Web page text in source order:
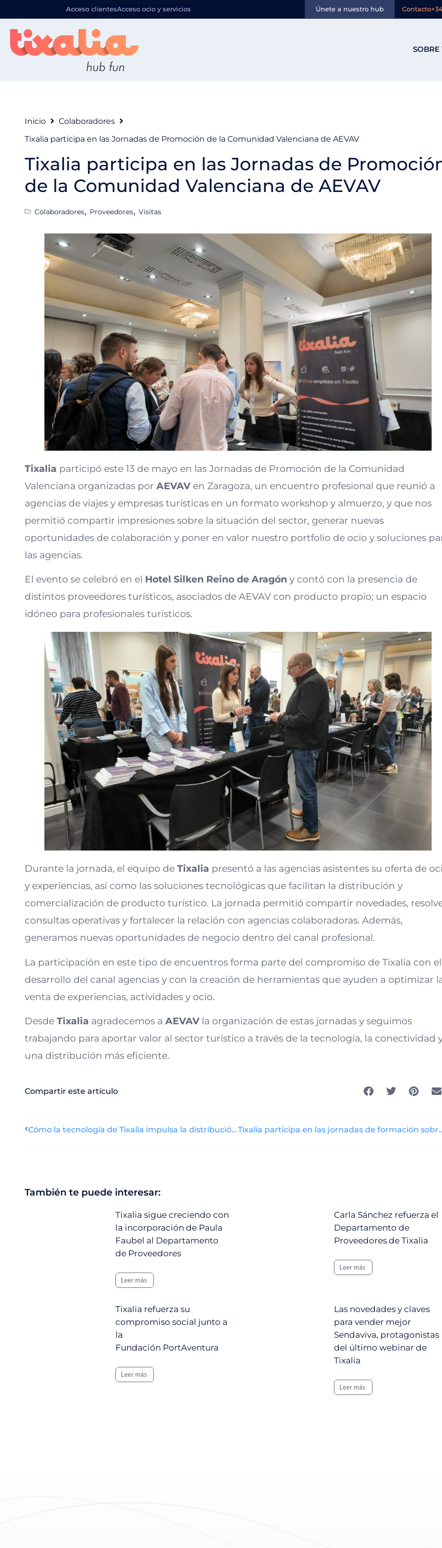
Acceso clientesAcceso ocio y servicios Únete a nuestro hub Contacto
SOBRE
Inicio
Colaboradores
Tixalia participa en las Jornadas de Promoción de la Comunidad Valenciana de AEVAV
Tixalia participa en las Jornadas de
de la Comunidad Valenciana de AEVAV
Colaboradores, Proveedores, Visitas
Tixalia participó este 13 de mayo en las Jornadas de Promoción de la Comunidad
Valenciana organizadas porAEVAV en Zaragoza, un encuentro profesional que reunió a
agencias de viajes y empresas turísticas en un formato workshop y almuerzo, y que nos
permitió compartir impresiones sobre la situación del sector, generar nuevas
oportunidades de colaboración y poner en valor nuestro portfolio de ocio y soluciones
las agencias.
El evento se celebró en el Hotel Silken Reino de Aragón y contó con la presencia de
distintos proveedores turísticos, asociados de AEVAV con producto propio; un espacio
idóneo para profesionales turísticos.
Durante la jornada, el equipo deTixalia presentó a las agencias asistentes su oferta de
y experiencias, así como las soluciones tecnológicas que facilitan la distribución y
comercialización de producto turístico. La jornada permitió compartir novedades,
consultas operativas y fortalecer la relación con agencias colaboradoras. Además,
generamos nuevas oportunidades de negocio dentro del canal profesional.
La participación en este tipo de encuentros forma parte del compromiso de Tixalia con el
desarrollo del canal agencias y con la creación de herramientas que ayuden a optimizar
venta de experiencias, actividades y ocio.
DesdeTixalia agradecemos aAEVAV la organización de estas jornadas y seguimos
trabajando para aportar valor al sector turístico a través de la tecnología, la conectividad
una distribución más eficiente.
Compartir este artículo
Cómo la tecnología de Tixalia impulsa la distribución de experiencias turísticas: detrás de nuestro hub digital Tixalia participa en las jornadas de
También te puede interesar:
Tixalia sigue creciendo con
la incorporación de Paula
Faubel al Departamento
de Proveedores
Leer más
Carla Sánchez refuerza el
Departamento de
Proveedores de Tixalia
Leer más
Tixalia refuerza su
compromiso social junto a
la
Fundación PortAventura
Leer más
Las novedades y claves
para vender mejor
Sendaviva, protagonistas
del último webinar de
Tixalia
Leer más